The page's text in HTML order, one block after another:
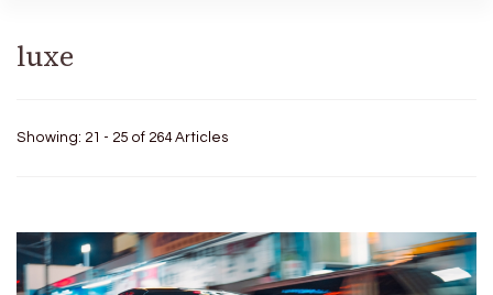
luxe
Showing: 21 - 25 of 264 Articles